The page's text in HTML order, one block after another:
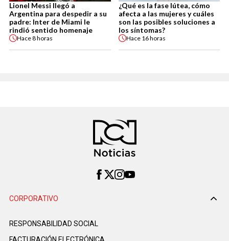
Lionel Messi llegó a
Argentina para despedir a su
padre: Inter de Miami le
rindió sentido homenaje
Hace8 horas
¿Qué es la fase lútea, cómo
afecta a las mujeres y cuáles
son las posibles soluciones a
los síntomas?
Hace 16 horas
CORPORATIVO
RESPONSABILIDAD SOCIAL